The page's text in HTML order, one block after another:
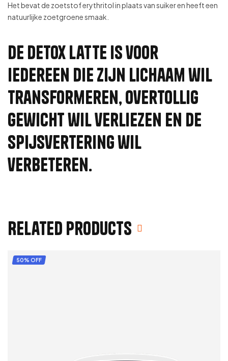
Het bevat de zoetstof erythritol in plaats van suiker en heeft een
natuurlijke zoetgroene smaak.
De Detox Latte is voor
iedereen die zijn lichaam wil
transformeren, overtollig
gewicht wil verliezen en de
spijsvertering wil
verbeteren.
Related products
50% OFF